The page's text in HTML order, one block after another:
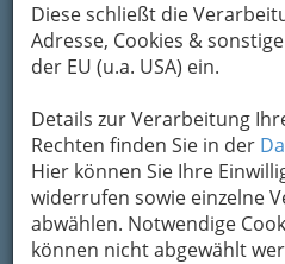
Diese schließt die
Adresse, Cookies &
der EU (u.a. USA) ein.
Details zur Verarbeitung
Rechten finden Sie in der
Hier können Sie Ihre
widerrufen sowie einzelne
abwählen. Notwendige
können nicht abgewählt
Karte anzeigen